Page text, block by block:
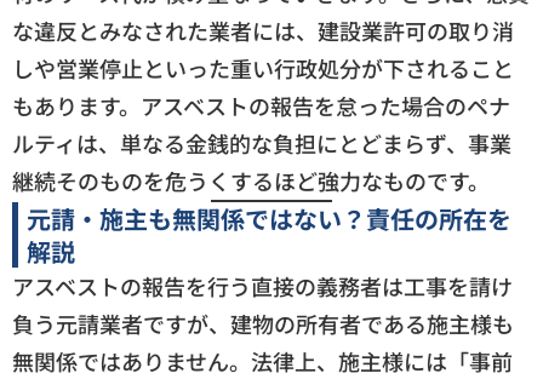
な違反とみなされた業者には、建設業許可の取り消
しや営業停止といった重い行政処分が下されること
もあります。アスベストの報告を怠った場合のペナ
ルティは、単なる金銭的な負担にとどまらず、事業
継続そのものを危うくするほど強力なものです。
元請・施主も無関係ではない？責任の所在を
解説
アスベストの報告を行う直接の義務者は工事を請け
負う元請業者ですが、建物の所有者である施主様も
無関係ではありません。法律上、施主様には「事前